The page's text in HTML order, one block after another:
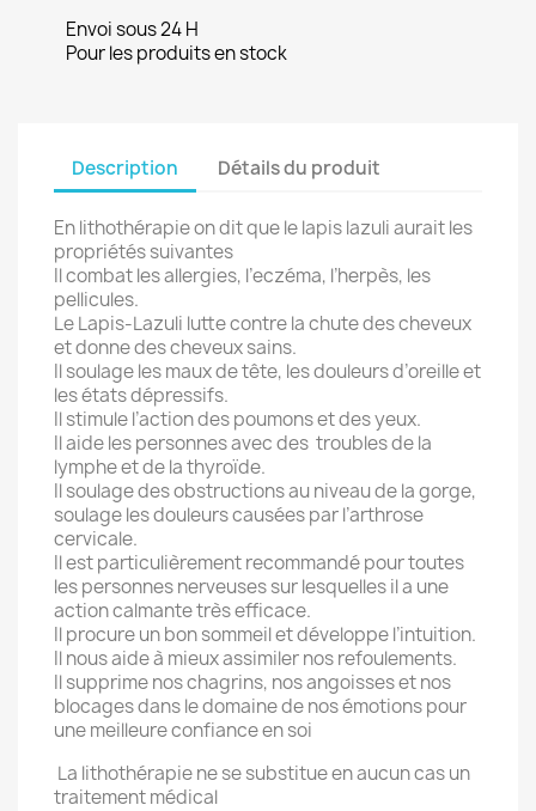
Envoi sous 24 H
Pour les produits en stock
Description Détails du produit
En lithothérapie on dit que le lapis lazuli aurait les
propriétés suivantes
Il combat les allergies, l’eczéma, l’herpès, les
pellicules.
Le Lapis-Lazuli lutte contre la chute des cheveux
et donne des cheveux sains.
Il soulage les maux de tête, les douleurs d’oreille et
les états dépressifs.
Il stimule l’action des poumons et des yeux.
Il aide les personnes avec des troubles de la
lymphe et de la thyroïde.
Il soulage des obstructions au niveau de la gorge,
soulage les douleurs causées par l’arthrose
cervicale.
Il est particulièrement recommandé pour toutes
les personnes nerveuses sur lesquelles il a une
action calmante très efficace.
Il procure un bon sommeil et développe l’intuition.
Il nous aide à mieux assimiler nos refoulements.
Il supprime nos chagrins, nos angoisses et nos
blocages dans le domaine de nos émotions pour
une meilleure confiance en soi
La lithothérapie ne se substitue en aucun cas un
traitement médical